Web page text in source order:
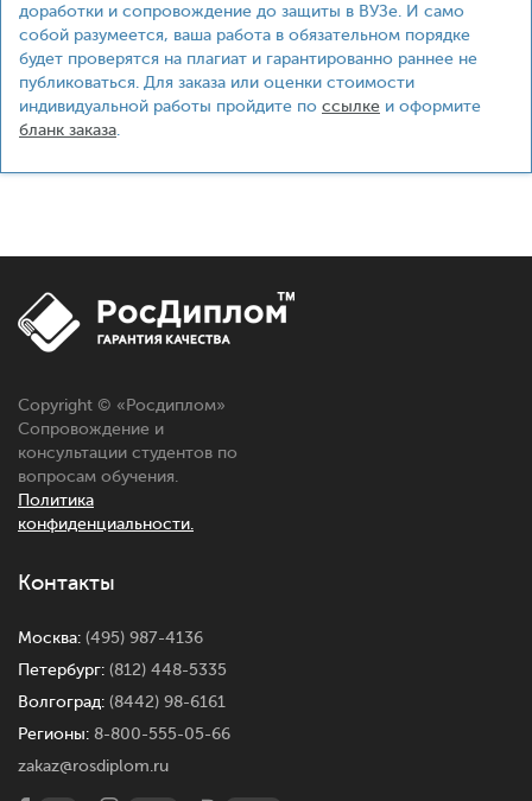
доработки и сопровождение до защиты в ВУЗе. И само
собой разумеется, ваша работа в обязательном порядке
будет проверятся на плагиат и гарантированно раннее не
публиковаться. Для заказа или оценки стоимости
индивидуальной работы пройдите по ссылке и оформите
бланк заказа
Copyright © «Росдиплом»
Сопровождение и
консультации студентов по
вопросам обучения.
Политика
конфиденциальности.
Контакты
Москва: (495) 987-4136
Петербург: (812) 448-5335
Волгоград: (8442) 98-6161
Регионы: 8-800-555-05-66
zakaz@rosdiplom.ru